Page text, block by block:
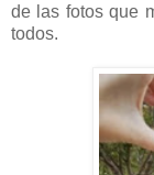
de las fotos que
todos.